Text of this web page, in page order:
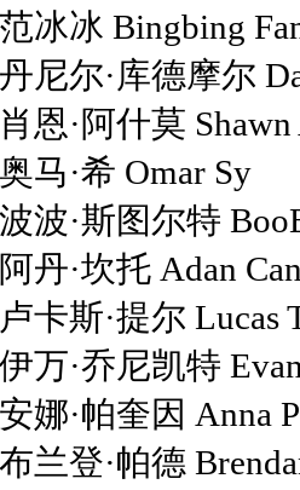
德摩尔
莫 Shawn
Omar Sy
尔特
Adan
尔 Lucas
凯特 Evan
因 Anna
德 Brendan